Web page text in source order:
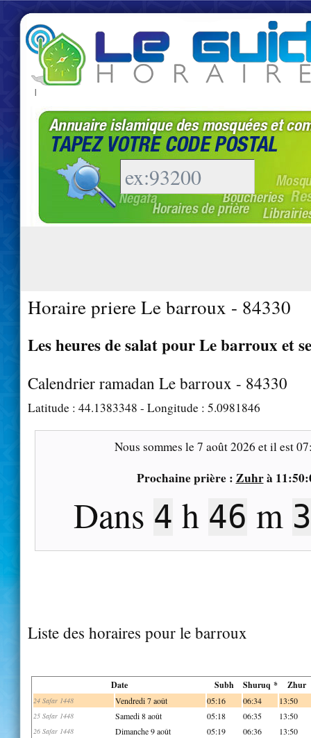
|
Horaire priere Le barroux - 84330
Les heures de salat pour Le barroux et
Calendrier ramadan Le barroux - 84330
Latitude : 44.1383348 - Longitude : 5.0981846
Nous sommes le7 août 2026 et il est
Prochaine prière : Zuhrà
Dans 4 h 46 m
Liste des horaires pour le barroux
Date Subh Shuruq * Zhur
24 Safar 1448 Vendredi 7 août 05:16 06:34 13:50
25 Safar 1448 Samedi 8 août 05:18 06:35 13:50
26 Safar 1448 Dimanche 9 août 05:19 06:36 13:50